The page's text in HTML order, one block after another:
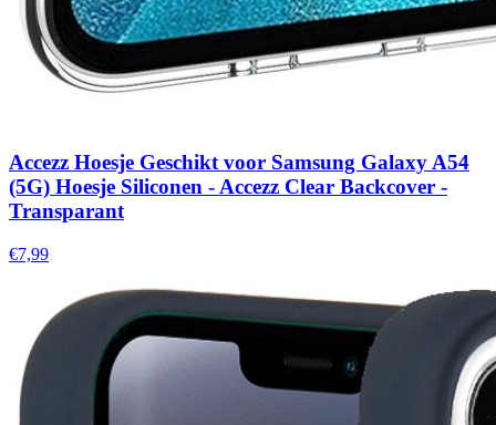
Accezz Hoesje Geschikt voor Samsung Galaxy A54
(5G) Hoesje Siliconen - Accezz Clear Backcover -
Transparant
€7,99